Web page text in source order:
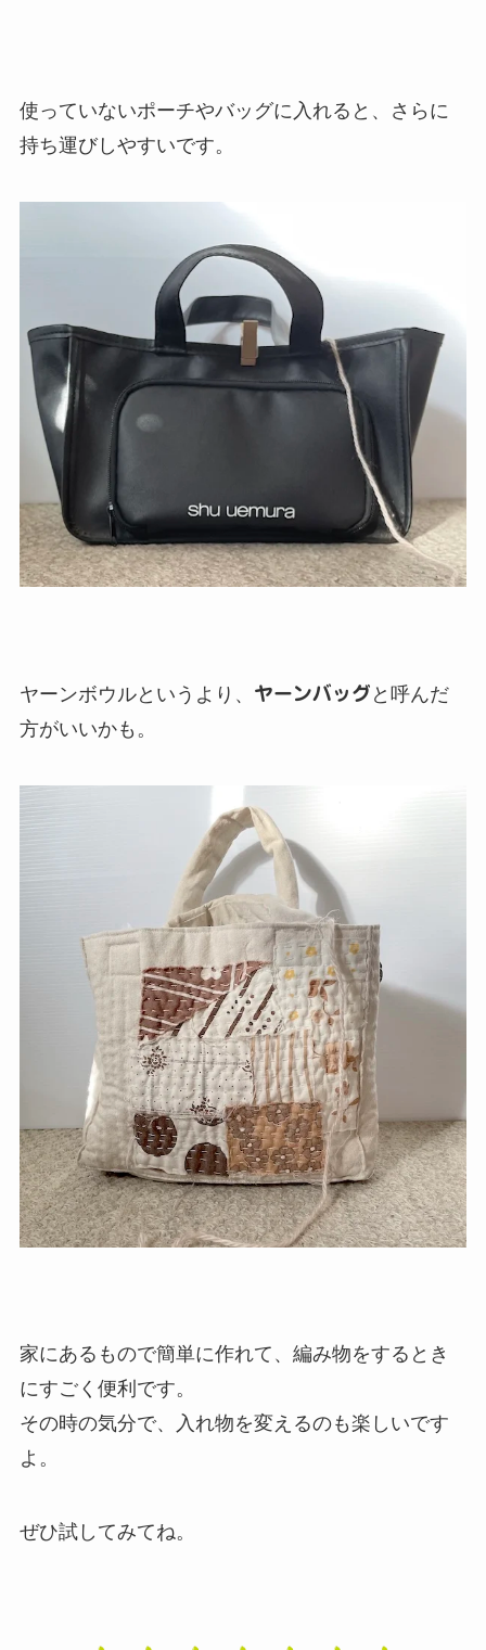
使っていないポーチやバッグに入れると、さらに
持ち運びしやすいです。
ヤーンボウルというより、 ヤーンバッグ と呼んだ
方がいいかも。
家にあるもので簡単に作れて、編み物をするとき
にすごく便利です。
その時の気分で、入れ物を変えるのも楽しいです
よ。
ぜひ試してみてね。